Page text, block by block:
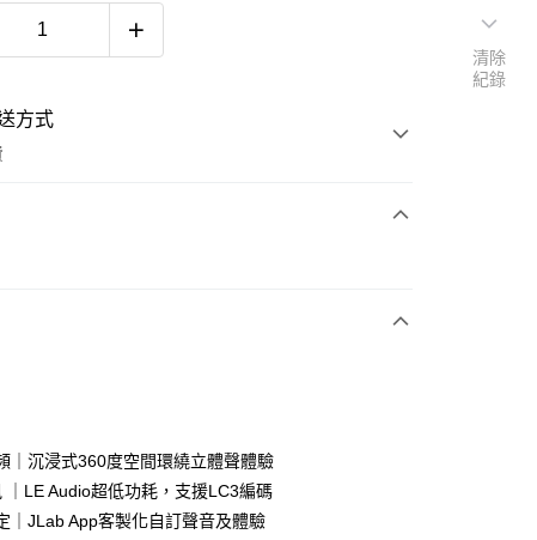
方式
款
｜沉浸式360度空間環繞立體聲體驗
｜LE Audio超低功耗，支援LC3編碼
｜JLab App客製化自訂聲音及體驗
清除
紀錄